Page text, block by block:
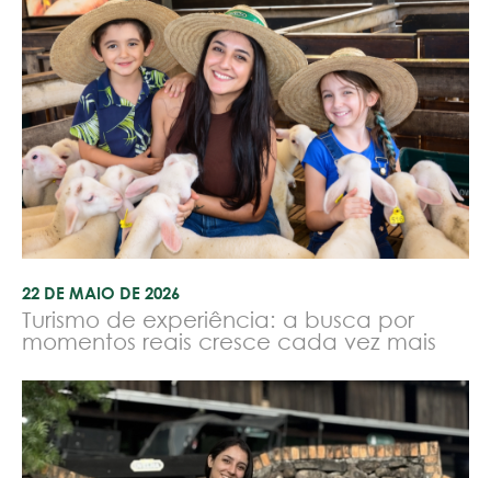
22 DE MAIO DE 2026
Turismo de experiência: a busca por
momentos reais cresce cada vez mais